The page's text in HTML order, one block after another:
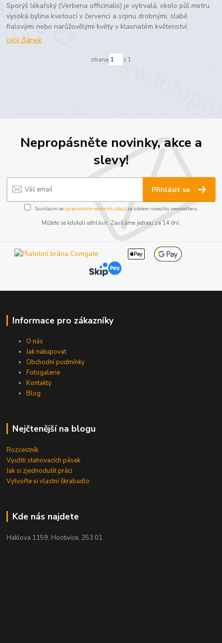
Sporýš lékařský (Verbena officinalis) je vytrvalá, okolo půl metru
vysoká bylina kvetoucí v červenci a srpnu drobnými, slabě
fialovými nebo narůžovělými květy v klasnatém květenství.
celý článek
strana z 1
Nepropásněte novinky, akce a
slevy!
Přihlásit se
Souhlasím se zpracováním osobních údajůza účelem rozesílky newsletteru.
Můžete se kdykoli odhlásit. Zasíláme jednou za 14 dní.
Informace pro zákazníky
O nás
Jak nakupovat
Obchodní podmínky
Fotogalerie
Kontakty
Blog
Nejčtenější na blogu
Rozcestník
Využití stahovacích pásek
Jak si zjednodušit práci
Vytvořte si vlastní škrabadlo
Kde nás najdete
Haklova 1159, Hostivice, 253 01